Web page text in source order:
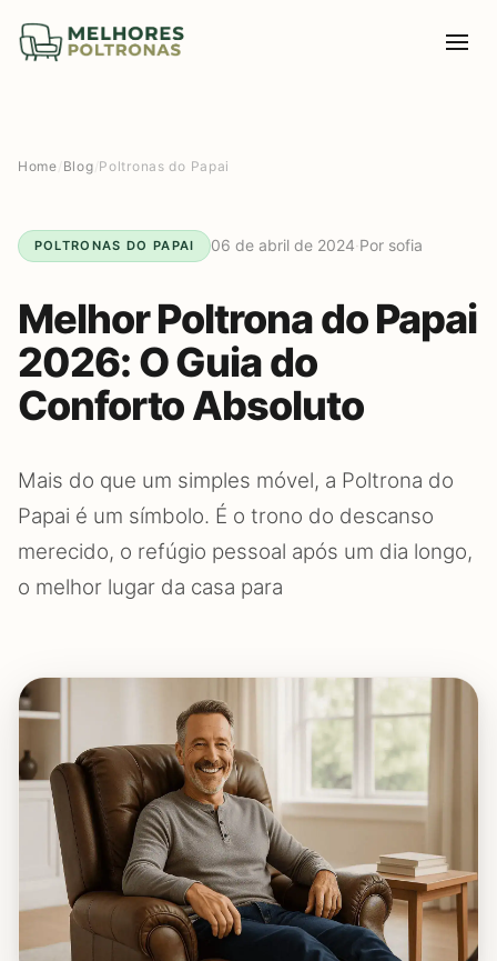
Home Blog Poltronas do Papai
POLTRONAS DO PAPAI 06 de abril de 2024·Por sofia
Melhor Poltrona do Papai
2026: O Guia do
Conforto Absoluto
Mais do que um simples móvel, a Poltrona do
Papai é um símbolo. É o trono do descanso
merecido, o refúgio pessoal após um dia longo,
o melhor lugar da casa para